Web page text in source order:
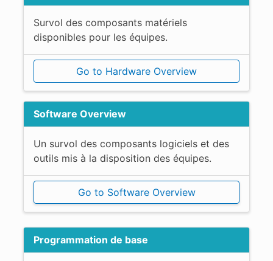
Survol des composants matériels
disponibles pour les équipes.
Go to Hardware Overview
Software Overview
Un survol des composants logiciels et des
outils mis à la disposition des équipes.
Go to Software Overview
Programmation de base